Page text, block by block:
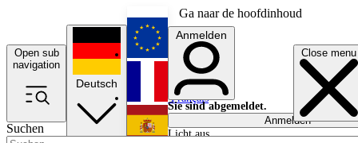
Ga naar de hoofdinhoud
Open sub
navigation
Close menu
Suchen
Deutsch
English
Français
Anmelden
Sie sind abgemeldet.
Anmelden
Licht aus